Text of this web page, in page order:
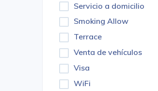
Servicio a domicilio
Smoking Allow
Terrace
Venta de vehículos
Visa
WiFi